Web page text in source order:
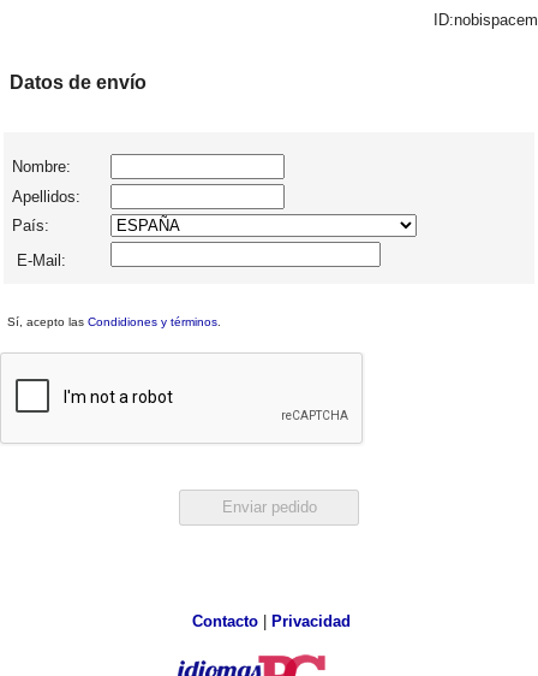
ID:nobispacem
Datos de envío
Nombre:
Apellidos:
País:
E-Mail:
Sí, acepto las Condidiones y términos
Contacto| Privacidad